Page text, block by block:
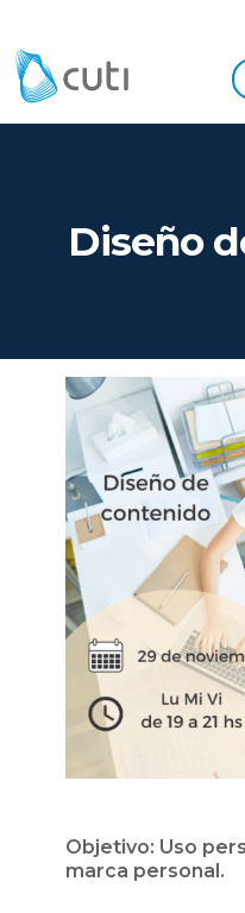
Diseño
Objetivo: Uso
marca personal.